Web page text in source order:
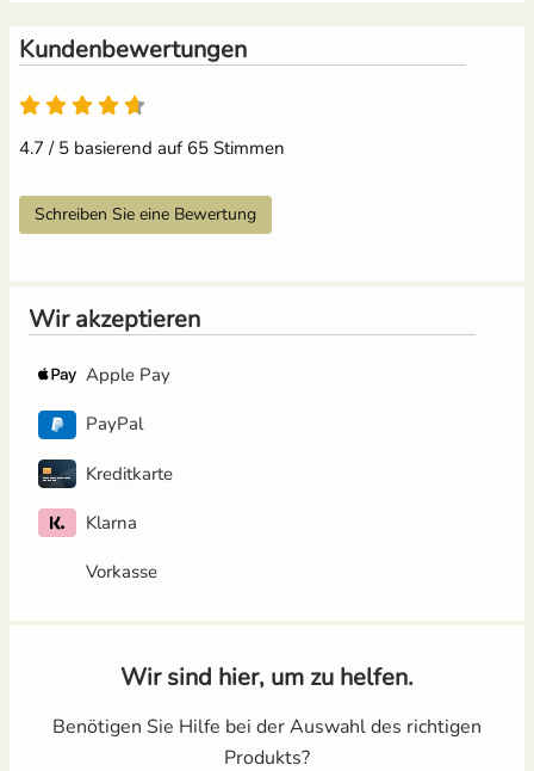
Kundenbewertungen
4.7 / 5 basierend auf 65 Stimmen
Schreiben Sie eine Bewertung
Wir akzeptieren
Apple Pay
PayPal
Kreditkarte
Klarna
Vorkasse
Wir sind hier, um zu helfen.
Benötigen Sie Hilfe bei der Auswahl des richtigen
Produkts?